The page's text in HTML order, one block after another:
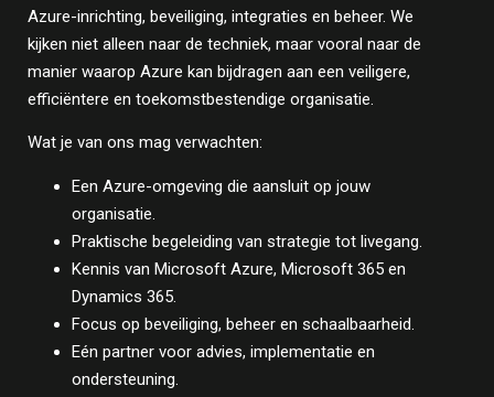
Azure-inrichting, beveiliging, integraties en beheer. We
kijken niet alleen naar de techniek, maar vooral naar de
manier waarop Azure kan bijdragen aan een veiligere,
efficiëntere en toekomstbestendige organisatie.
Wat je van ons mag verwachten:
Een Azure-omgeving die aansluit op jouw
organisatie.
Praktische begeleiding van strategie tot livegang.
Kennis van Microsoft Azure, Microsoft 365 en
Dynamics 365.
Focus op beveiliging, beheer en schaalbaarheid.
Eén partner voor advies, implementatie en
ondersteuning.